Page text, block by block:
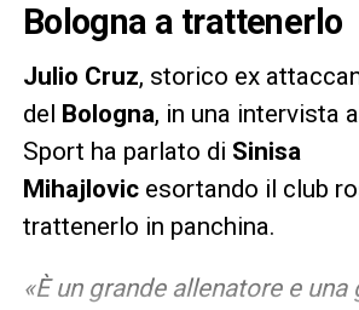
Bologna a trattenerlo
Julio Cruz, storico ex
del
Bologna, in una intervista
Sport ha parlato di Sinisa
Mihajlovic esortando il club
trattenerlo in panchina.
«È un grande allenatore e una